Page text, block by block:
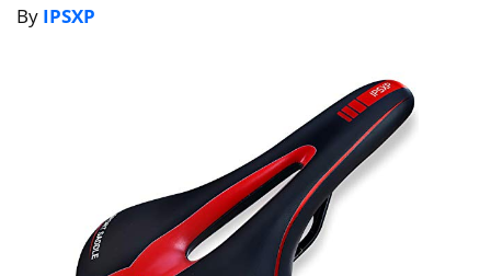
By IPSXP